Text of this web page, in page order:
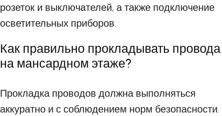
розеток и выключателей, а также подключение
осветительных приборов.
Как правильно прокладывать провода
на мансардном этаже?
Прокладка проводов должна выполняться
аккуратно и с соблюдением норм безопасности.